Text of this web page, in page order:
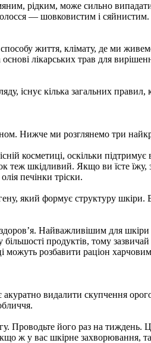
рідким, може сильно
— шовковистим і
життя, клімату, де ми
лікарських трав для
існує кілька загальних
Нижче ми розглянемо три
косметиці, оскільки
шкідливий. Якщо ви їсте їжу,
печінки тріски.
який формує структуру шкіри.
Найважливішим для
більшості продуктів, тому
можуть розбавити раціон
видалити скупчення
Проводьте його раз на
ж у вас шкірне захворювання,